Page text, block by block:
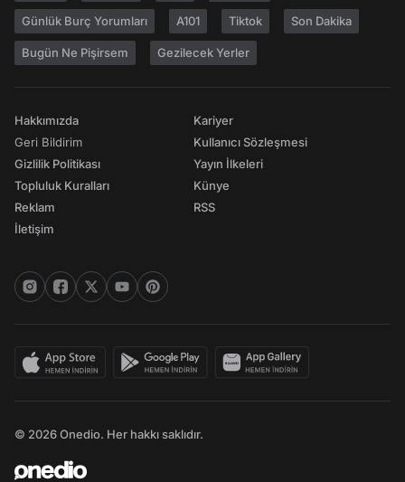
Günlük Burç Yorumları A101 Tiktok Son Dakika
Bugün Ne Pişirsem Gezilecek Yerler
Hakkımızda
Geri Bildirim
Gizlilik Politikası
Topluluk Kuralları
Reklam
İletişim
Kariyer
Kullanıcı Sözleşmesi
Yayın İlkeleri
Künye
RSS
© 2026 Onedio. Her hakkı saklıdır.